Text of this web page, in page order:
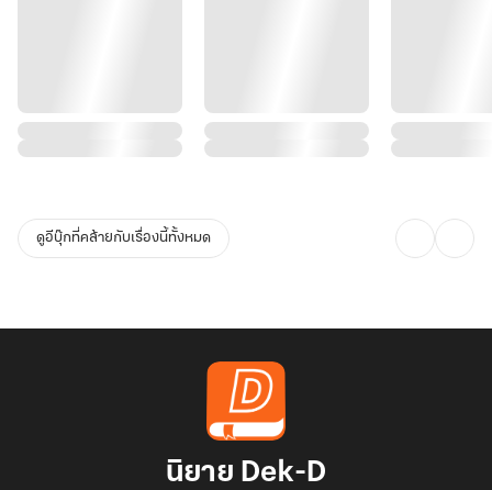
ดูอีบุ๊กที่คล้ายกับเรื่องนี้ทั้งหมด
นิยาย Dek-D